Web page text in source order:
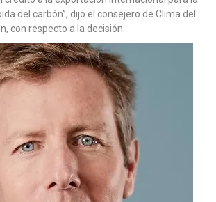
del carbón”, dijo el consejero de Clima del
con respecto a la decisión.